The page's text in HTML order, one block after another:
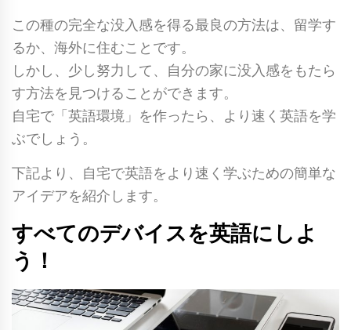
この種の完全な没入感を得る最良の方法は、留学す
るか、海外に住むことです。
しかし、少し努力して、自分の家に没入感をもたら
す方法を見つけることができます。
自宅で「英語環境」を作ったら、より速く英語を学
ぶでしょう。
下記より、自宅で英語をより速く学ぶための簡単な
アイデアを紹介します。
すべてのデバイスを英語にしよ
う！